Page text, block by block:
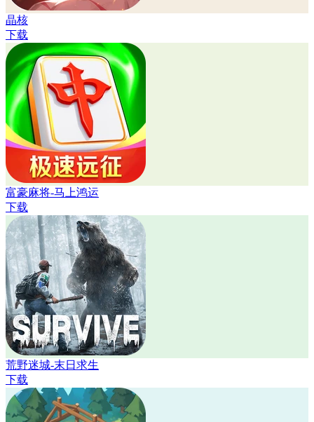
晶核
下载
富豪麻将-马上鸿运
下载
荒野迷城-末日求生
下载